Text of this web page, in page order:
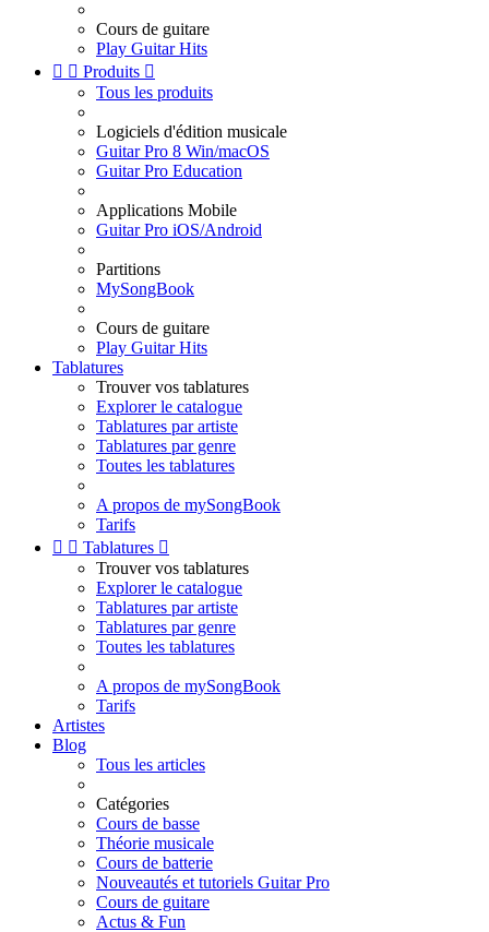
Cours de guitare
Play Guitar Hits
  Produits 
Tous les produits
Logiciels d'édition musicale
Guitar Pro 8 Win/macOS
Guitar Pro Education
Applications Mobile
Guitar Pro iOS/Android
Partitions
MySongBook
Cours de guitare
Play Guitar Hits
Tablatures
Trouver vos tablatures
Explorer le catalogue
Tablatures par artiste
Tablatures par genre
Toutes les tablatures
A propos de mySongBook
Tarifs
  Tablatures 
Trouver vos tablatures
Explorer le catalogue
Tablatures par artiste
Tablatures par genre
Toutes les tablatures
A propos de mySongBook
Tarifs
Artistes
Blog
Tous les articles
Catégories
Cours de basse
Théorie musicale
Cours de batterie
Nouveautés et tutoriels Guitar Pro
Cours de guitare
Actus & Fun